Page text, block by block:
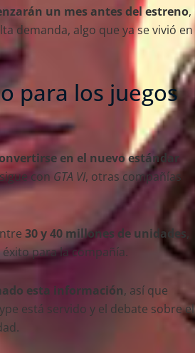
un mes antes del estreno,
demanda, algo que ya se vivió en
para los juegos
en el nuevo estándar
con GTA VI, otras compañías
30 y 40 millones de unidades
para la compañía.
esta información, así que
está servido y el debate sobre el